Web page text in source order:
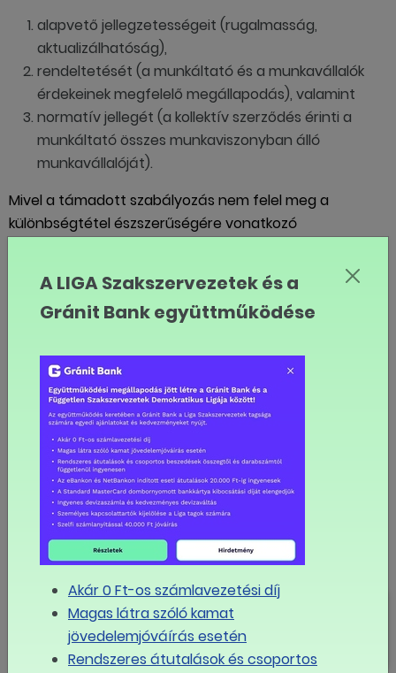
alapvető jellegzetességeit (rugalmasság,
aktualizálhatóság),
rendeltetését (a munkáltató és a munkavállalók
érdekeinek megfelelő megállapodás), valamint
normatív jellegét (a kollektív szerződés érinti a
munkáltató összes munkaviszonyban álló
munkavállalóját).
Mivel a támadott szabályozás nem felel meg a
különbségtétel észszerűségére vonatkozó
megsemmisítette a szövegrészt, továbbá elrendelte a
megsemmisített rendelkezés alkalmazási tilalmát
minden folyamatban lévő perben. A határozathoz
különvéleményt csatoltak.
MEGOSZTOM FACEBOOKON
LINK MÁSOLÁSA
LIGA
Mikor érheti el az egymillió forintot
az átlagfizetés Magyarországon?
A LIGA Szakszervezetek és a
Gránit Bank együttműködése
Akár 0 Ft-os számlavezetési díj
Magas látra szóló kamat
jövedelemjóváírás esetén
Rendszeres átutalások és csoportos